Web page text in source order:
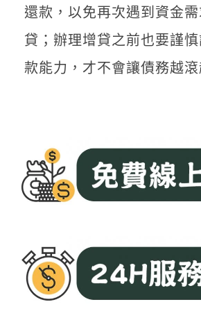
還款，以免再次遇到資金
貸；辦理增貸之前也要謹
款能力，才不會讓債務越滾